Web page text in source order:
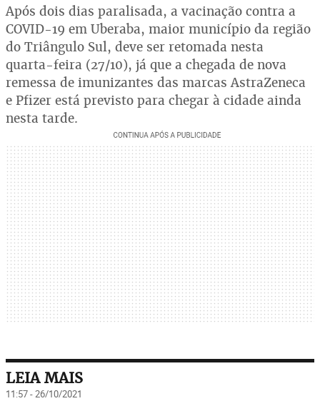
Após dois dias paralisada, a vacinação contra a
COVID-19 em Uberaba, maior município da região
do Triângulo Sul, deve ser retomada nesta
quarta-feira (27/10), já que a chegada de nova
remessa de imunizantes das marcas AstraZeneca
e Pfizer está previsto para chegar à cidade ainda
nesta tarde.
LEIA MAIS
11:57 - 26/10/2021